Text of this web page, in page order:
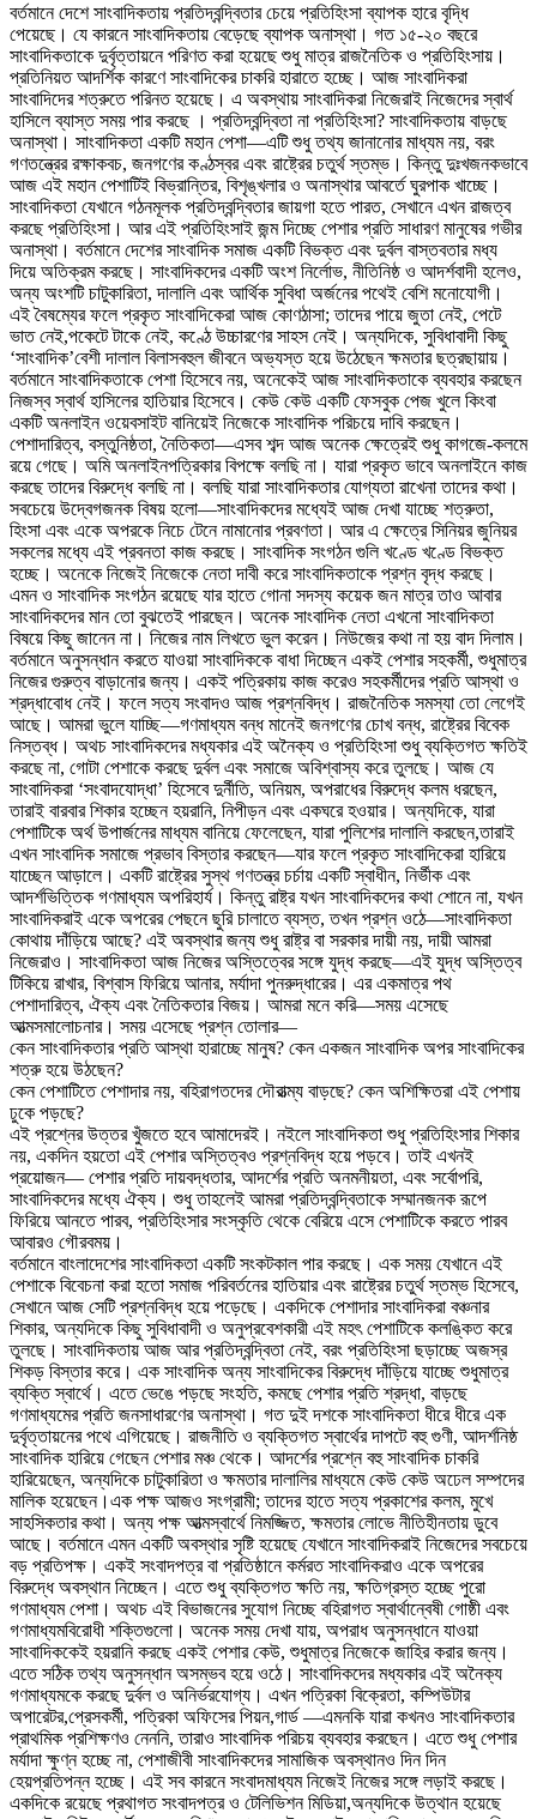
বর্তমানে দেশে সাংবাদিকতায় প্রতিদ্বন্দ্বিতার চেয়ে প্রতিহিংসা ব্যাপক হারে বৃদ্ধি
পেয়েছে। যে কারনে সাংবাদিকতায় বেড়েছে ব্যাপক অনাস্থা। গত ১৫-২০ বছরে
সাংবাদিকতাকে দুর্বৃত্তায়নে পরিণত করা হয়েছে শুধু মাত্র রাজনৈতিক ও প্রতিহিংসায়।
প্রতিনিয়ত আদর্শিক কারণে সাংবাদিকের চাকরি হারাতে হচ্ছে। আজ সাংবাদিকরা
সাংবাদিদের শত্রুতে পরিনত হয়েছে। এ অবস্থায় সাংবাদিকরা নিজেরাই নিজেদের স্বার্থ
হাসিলে ব্যাস্ত সময় পার করছে । প্রতিদ্বন্দ্বিতা না প্রতিহিংসা? সাংবাদিকতায় বাড়ছে
অনাস্থা। সাংবাদিকতা একটি মহান পেশা—এটি শুধু তথ্য জানানোর মাধ্যম নয়, বরং
গণতন্ত্রের রক্ষাকবচ, জনগণের কণ্ঠস্বর এবং রাষ্ট্রের চতুর্থ স্তম্ভ। কিন্তু দুঃখজনকভাবে
আজ এই মহান পেশাটিই বিভ্রান্তির, বিশৃঙ্খলার ও অনাস্থার আবর্তে ঘুরপাক খাচ্ছে।
সাংবাদিকতা যেখানে গঠনমূলক প্রতিদ্বন্দ্বিতার জায়গা হতে পারত, সেখানে এখন রাজত্ব
করছে প্রতিহিংসা। আর এই প্রতিহিংসাই জন্ম দিচ্ছে পেশার প্রতি সাধারণ মানুষের গভীর
অনাস্থা। বর্তমানে দেশের সাংবাদিক সমাজ একটি বিভক্ত এবং দুর্বল বাস্তবতার মধ্য
দিয়ে অতিক্রম করছে। সাংবাদিকদের একটি অংশ নির্লোভ, নীতিনিষ্ঠ ও আদর্শবাদী হলেও,
অন্য অংশটি চাটুকারিতা, দালালি এবং আর্থিক সুবিধা অর্জনের পথেই বেশি মনোযোগী।
এই বৈষম্যের ফলে প্রকৃত সাংবাদিকেরা আজ কোণঠাসা; তাদের পায়ে জুতা নেই, পেটে
ভাত নেই,পকেটে টাকে নেই, কণ্ঠে উচ্চারণের সাহস নেই। অন্যদিকে, সুবিধাবাদী কিছু
‘সাংবাদিক’বেশী দালাল বিলাসবহুল জীবনে অভ্যস্ত হয়ে উঠেছেন ক্ষমতার ছত্রছায়ায়।
বর্তমানে সাংবাদিকতাকে পেশা হিসেবে নয়, অনেকেই আজ সাংবাদিকতাকে ব্যবহার করছেন
নিজস্ব স্বার্থ হাসিলের হাতিয়ার হিসেবে। কেউ কেউ একটি ফেসবুক পেজ খুলে কিংবা
একটি অনলাইন ওয়েবসাইট বানিয়েই নিজেকে সাংবাদিক পরিচয়ে দাবি করছেন।
পেশাদারিত্ব, বস্তুনিষ্ঠতা, নৈতিকতা—এসব শব্দ আজ অনেক ক্ষেত্রেই শুধু কাগজে-কলমে
রয়ে গেছে। অমি অনলাইনপত্রিকার বিপক্ষে বলছি না। যারা প্রকৃত ভাবে অনলাইনে কাজ
করছে তাদের বিরুদ্ধে বলছি না। বলছি যারা সাংবাদিকতার যোগ্যতা রাখেনা তাদের কথা।
সবচেয়ে উদ্বেগজনক বিষয় হলো—সাংবাদিকদের মধ্যেই আজ দেখা যাচ্ছে শত্রুতা,
হিংসা এবং একে অপরকে নিচে টেনে নামানোর প্রবণতা। আর এ ক্ষেত্রে সিনিয়র জুনিয়র
সকলের মধ্যে এই প্রবনতা কাজ করছে। সাংবাদিক সংগঠন গুলি খণ্ডে খণ্ডে বিভক্ত
হচ্ছে। অনেকে নিজেই নিজেকে নেতা দাবী করে সাংবাদিকতাকে প্রশ্ন বৃদ্ধ করছে।
এমন ও সাংবাদিক সংগঠন রয়েছে যার হাতে গোনা সদস্য কয়েক জন মাত্র তাও আবার
সাংবাদিকদের মান তো বুঝতেই পারছেন। অনেক সাংবাদিক নেতা এখনো সাংবাদিকতা
বিষয়ে কিছু জানেন না। নিজের নাম লিখতে ভুল করেন। নিউজের কথা না হয় বাদ দিলাম।
বর্তমানে অনুসন্ধান করতে যাওয়া সাংবাদিককে বাধা দিচ্ছেন একই পেশার সহকর্মী, শুধুমাত্র
নিজের গুরুত্ব বাড়ানোর জন্য। একই পত্রিকায় কাজ করেও সহকর্মীদের প্রতি আস্থা ও
শ্রদ্ধাবোধ নেই। ফলে সত্য সংবাদও আজ প্রশ্নবিদ্ধ। রাজনৈতিক সমস্যা তো লেগেই
আছে। আমরা ভুলে যাচ্ছি—গণমাধ্যম বন্ধ মানেই জনগণের চোখ বন্ধ, রাষ্ট্রের বিবেক
নিস্তব্ধ। অথচ সাংবাদিকদের মধ্যকার এই অনৈক্য ও প্রতিহিংসা শুধু ব্যক্তিগত ক্ষতিই
করছে না, গোটা পেশাকে করছে দুর্বল এবং সমাজে অবিশ্বাস্য করে তুলছে। আজ যে
সাংবাদিকরা ‘সংবাদযোদ্ধা’ হিসেবে দুর্নীতি, অনিয়ম, অপরাধের বিরুদ্ধে কলম ধরছেন,
তারাই বারবার শিকার হচ্ছেন হয়রানি, নিপীড়ন এবং একঘরে হওয়ার। অন্যদিকে, যারা
পেশাটিকে অর্থ উপার্জনের মাধ্যম বানিয়ে ফেলেছেন, যারা পুলিশের দালালি করছেন,তারাই
এখন সাংবাদিক সমাজে প্রভাব বিস্তার করছেন—যার ফলে প্রকৃত সাংবাদিকেরা হারিয়ে
যাচ্ছেন আড়ালে। একটি রাষ্ট্রের সুস্থ গণতন্ত্র চর্চায় একটি স্বাধীন, নির্ভীক এবং
আদর্শভিত্তিক গণমাধ্যম অপরিহার্য। কিন্তু রাষ্ট্র যখন সাংবাদিকদের কথা শোনে না, যখন
সাংবাদিকরাই একে অপরের পেছনে ছুরি চালাতে ব্যস্ত, তখন প্রশ্ন ওঠে—সাংবাদিকতা
কোথায় দাঁড়িয়ে আছে? এই অবস্থার জন্য শুধু রাষ্ট্র বা সরকার দায়ী নয়, দায়ী আমরা
নিজেরাও। সাংবাদিকতা আজ নিজের অস্তিত্বের সঙ্গে যুদ্ধ করছে—এই যুদ্ধ অস্তিত্ব
টিকিয়ে রাখার, বিশ্বাস ফিরিয়ে আনার, মর্যাদা পুনরুদ্ধারের। এর একমাত্র পথ
পেশাদারিত্ব, ঐক্য এবং নৈতিকতার বিজয়। আমরা মনে করি—সময় এসেছে
আত্মসমালোচনার। সময় এসেছে প্রশ্ন তোলার—
কেন সাংবাদিকতার প্রতি আস্থা হারাচ্ছে মানুষ? কেন একজন সাংবাদিক অপর সাংবাদিকের
শত্রু হয়ে উঠছেন?
কেন পেশাটিতে পেশাদার নয়, বহিরাগতদের দৌরাত্ম্য বাড়ছে? কেন অশিক্ষিতরা এই পেশায়
ঢুকে পড়ছে?
এই প্রশ্নের উত্তর খুঁজতে হবে আমাদেরই। নইলে সাংবাদিকতা শুধু প্রতিহিংসার শিকার
নয়, একদিন হয়তো এই পেশার অস্তিত্বও প্রশ্নবিদ্ধ হয়ে পড়বে। তাই এখনই
প্রয়োজন— পেশার প্রতি দায়বদ্ধতার, আদর্শের প্রতি অনমনীয়তা, এবং সর্বোপরি,
সাংবাদিকদের মধ্যে ঐক্য। শুধু তাহলেই আমরা প্রতিদ্বন্দ্বিতাকে সম্মানজনক রূপে
ফিরিয়ে আনতে পারব, প্রতিহিংসার সংস্কৃতি থেকে বেরিয়ে এসে পেশাটিকে করতে পারব
আবারও গৌরবময়।
বর্তমানে বাংলাদেশের সাংবাদিকতা একটি সংকটকাল পার করছে। এক সময় যেখানে এই
পেশাকে বিবেচনা করা হতো সমাজ পরিবর্তনের হাতিয়ার এবং রাষ্ট্রের চতুর্থ স্তম্ভ হিসেবে,
সেখানে আজ সেটি প্রশ্নবিদ্ধ হয়ে পড়েছে। একদিকে পেশাদার সাংবাদিকরা বঞ্চনার
শিকার, অন্যদিকে কিছু সুবিধাবাদী ও অনুপ্রবেশকারী এই মহৎ পেশাটিকে কলঙ্কিত করে
তুলছে। সাংবাদিকতায় আজ আর প্রতিদ্বন্দ্বিতা নেই, বরং প্রতিহিংসা ছড়াচ্ছে অজস্র
শিকড় বিস্তার করে। এক সাংবাদিক অন্য সাংবাদিকের বিরুদ্ধে দাঁড়িয়ে যাচ্ছে শুধুমাত্র
ব্যক্তি স্বার্থে। এতে ভেঙে পড়ছে সংহতি, কমছে পেশার প্রতি শ্রদ্ধা, বাড়ছে
গণমাধ্যমের প্রতি জনসাধারণের অনাস্থা। গত দুই দশকে সাংবাদিকতা ধীরে ধীরে এক
দুর্বৃত্তায়নের পথে এগিয়েছে। রাজনীতি ও ব্যক্তিগত স্বার্থের দাপটে বহু গুণী, আদর্শনিষ্ঠ
সাংবাদিক হারিয়ে গেছেন পেশার মঞ্চ থেকে। আদর্শের প্রশ্নে বহু সাংবাদিক চাকরি
হারিয়েছেন, অন্যদিকে চাটুকারিতা ও ক্ষমতার দালালির মাধ্যমে কেউ কেউ অঢেল সম্পদের
মালিক হয়েছেন।এক পক্ষ আজও সংগ্রামী; তাদের হাতে সত্য প্রকাশের কলম, মুখে
সাহসিকতার কথা। অন্য পক্ষ আত্মস্বার্থে নিমজ্জিত, ক্ষমতার লোভে নীতিহীনতায় ডুবে
আছে। বর্তমানে এমন একটি অবস্থার সৃষ্টি হয়েছে যেখানে সাংবাদিকরাই নিজেদের সবচেয়ে
বড় প্রতিপক্ষ। একই সংবাদপত্র বা প্রতিষ্ঠানে কর্মরত সাংবাদিকরাও একে অপরের
বিরুদ্ধে অবস্থান নিচ্ছেন। এতে শুধু ব্যক্তিগত ক্ষতি নয়, ক্ষতিগ্রস্ত হচ্ছে পুরো
গণমাধ্যম পেশা। অথচ এই বিভাজনের সুযোগ নিচ্ছে বহিরাগত স্বার্থান্বেষী গোষ্ঠী এবং
গণমাধ্যমবিরোধী শক্তিগুলো। অনেক সময় দেখা যায়, অপরাধ অনুসন্ধানে যাওয়া
সাংবাদিককেই হয়রানি করছে একই পেশার কেউ, শুধুমাত্র নিজেকে জাহির করার জন্য।
এতে সঠিক তথ্য অনুসন্ধান অসম্ভব হয়ে ওঠে। সাংবাদিকদের মধ্যকার এই অনৈক্য
গণমাধ্যমকে করছে দুর্বল ও অনির্ভরযোগ্য। এখন পত্রিকা বিক্রেতা, কম্পিউটার
অপারেটর,প্রেসকর্মী, পত্রিকা অফিসের পিয়ন,গার্ড —এমনকি যারা কখনও সাংবাদিকতার
প্রাথমিক প্রশিক্ষণও নেননি, তারাও সাংবাদিক পরিচয় ব্যবহার করছেন। এতে শুধু পেশার
মর্যাদা ক্ষুণ্ন হচ্ছে না, পেশাজীবী সাংবাদিকদের সামাজিক অবস্থানও দিন দিন
হেয়প্রতিপন্ন হচ্ছে। এই সব কারনে সংবাদমাধ্যম নিজেই নিজের সঙ্গে লড়াই করছে।
একদিকে রয়েছে প্রথাগত সংবাদপত্র ও টেলিভিশন মিডিয়া,অন্যদিকে উত্থান হয়েছে